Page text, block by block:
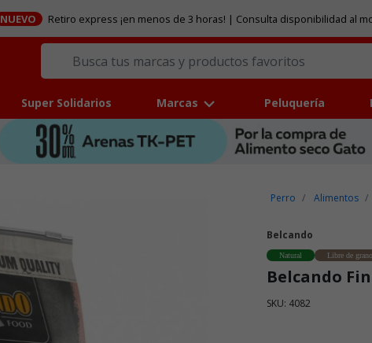
NUEVO Retiro express ¡en menos de 3 horas! | Consulta disponibilidad al
Super Solidarios Marcas Peluquería
Perro Alimentos
Belcando
Natural Libre de grano
Belcando
SKU: 4082